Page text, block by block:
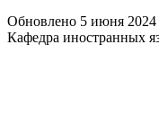
Обновлено 5 июня 2024
Кафедра иностранных